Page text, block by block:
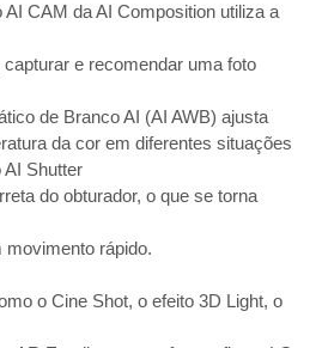
CAM da AI Composition utiliza a
e recomendar uma foto
de Branco AI (AI AWB) ajusta
da cor em diferentes situações
AI Shutter
do obturador, o que se torna
movimento rápido.
o Cine Shot, o efeito 3D Light, o